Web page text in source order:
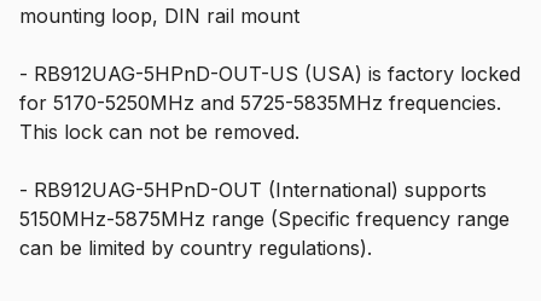
mounting loop, DIN rail mount
- RB912UAG-5HPnD-OUT-US (USA) is factory locked
for 5170-5250MHz and 5725-5835MHz frequencies.
This lock can not be removed.
- RB912UAG-5HPnD-OUT (International) supports
5150MHz-5875MHz range (Specific frequency range
can be limited by country regulations).